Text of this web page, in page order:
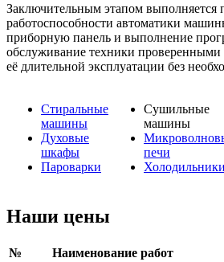
Заключительным этапом выполняется
работоспособности автоматики
приборную панель и выполнение
обслуживание техники проверенными
её длительной эксплуатации без
Стиральные
машины
Духовые
шкафы
Пароварки
Сушильные
машины
печи
Холодильники
Наши цены
№ Наименование работ